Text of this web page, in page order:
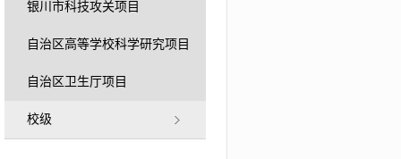
银川市科技攻关项目
自治区高等学校科学研究项目
自治区卫生厅项目
校级